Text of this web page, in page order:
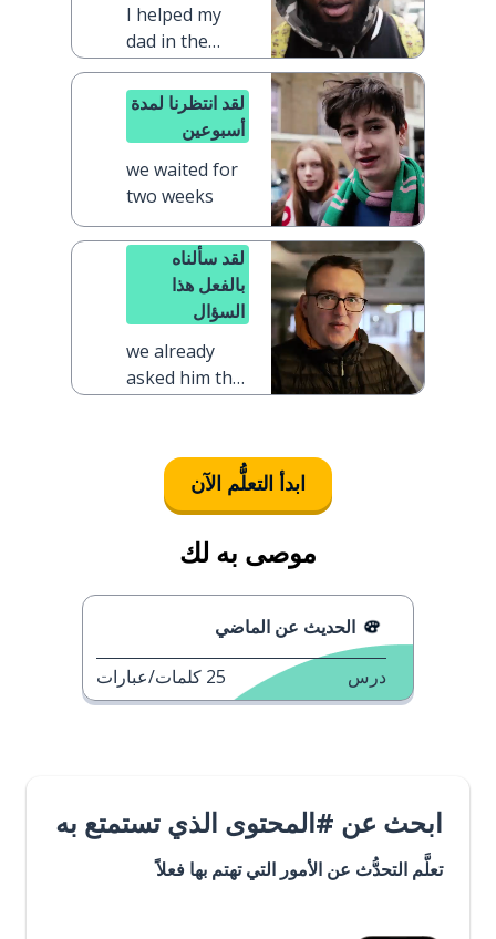
I helped my
dad in the
kitchen
yesterday
لقد انتظرنا لمدة
أسبوعين
we waited for
two weeks
لقد سألناه
بالفعل هذا
السؤال
we already
asked him that
ابدأ التعلُّم الآن
موصى به لك
الحديث عن الماضي
درس 25 كلمات/عبارات
ابحث عن #المحتوى الذي تستمتع به
تعلَّم التحدُّث عن الأمور التي تهتم بها فعلاً